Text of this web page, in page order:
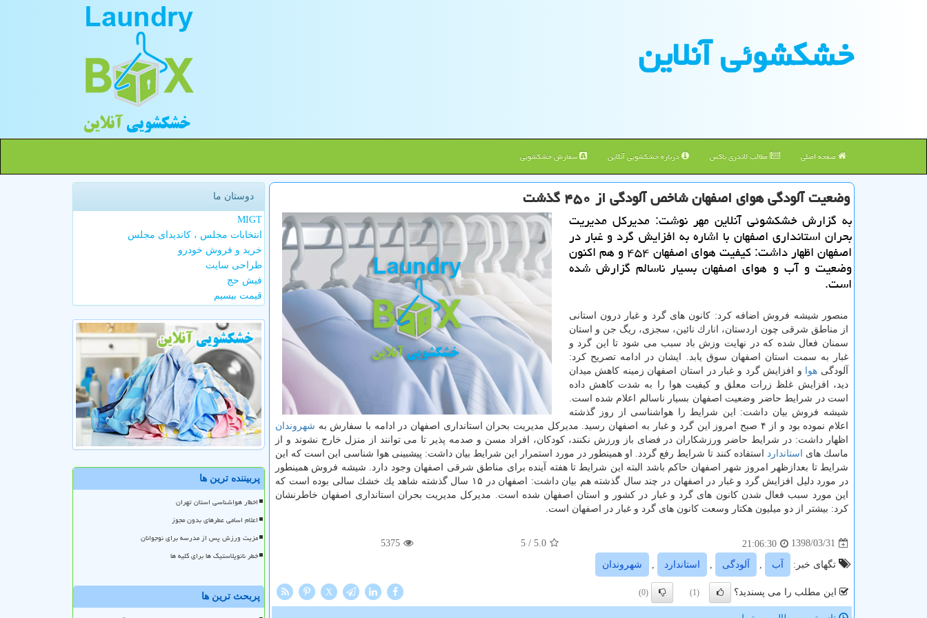
خشكشوئی آنلاین
صفحه اصلی مطالب لاندری باکس درباره خشکشویی آنلاین سفارش خشکشویی
وضعیت آلودگی هوای اصفهان شاخص آلودگی از ۴۵۰ گذشت
به گزارش خشكشوئی آنلاین مهر نوشت: مدیركل مدیریت
بحران استانداری اصفهان با اشاره به افزایش گرد و غبار در
اصفهان اظهار داشت: كیفیت هوای اصفهان ۴۵۴ و هم اكنون
وضعیت و آب و هوای اصفهان بسیار ناسالم گزارش شده
است.
منصور شیشه فروش اضافه كرد: كانون های گرد و غبار درون استانی
از مناطق شرقی چون اردستان، انارك نائین، سجزی، ریگ جن و استان
سمنان فعال شده كه در نهایت وزش باد سبب می شود تا این گرد و
غبار به سمت استان اصفهان سوق یابد. ایشان در ادامه تصریح كرد:
آلودگی هوا
و افزایش گرد و غبار در استان اصفهان زمینه كاهش میدان
دید، افزایش غلظ زرات معلق و كیفیت هوا را به شدت كاهش داده
است در شرایط حاضر وضعیت اصفهان بسیار ناسالم اعلام شده است.
شیشه فروش بیان داشت: این شرایط را هواشناسی از روز گذشته
اعلام نموده بود و از ۴ صبح امروز این گرد و غبار به اصفهان رسید. مدیركل مدیریت بحران استانداری اصفهان در ادامه با سفارش به
شهروندان
اظهار داشت: در شرایط حاضر ورزشكاران در فضای باز ورزش نكنند، كودكان، افراد مسن و صدمه پذیر تا می توانند از منزل خارج نشوند و از
ماسك های
استاندارد استفاده كنند تا شرایط رفع گردد. او همینطور در مورد استمرار این شرایط بیان داشت: پیشبینی هوا شناسی این است كه این
شرایط تا بعدازظهر امروز شهر اصفهان حاكم باشد البته این شرایط تا هفته آینده برای مناطق شرقی اصفهان وجود دارد. شیشه فروش همینطور
در مورد دلیل افزایش گرد و غبار در اصفهان در چند سال گذشته هم بیان داشت: اصفهان در ۱۵ سال گذشته شاهد یك خشك سالی بوده است كه
این مورد سبب فعال شدن كانون های گرد و غبار در كشور و استان اصفهان شده است. مدیركل مدیریت بحران استانداری اصفهان خاطرنشان
كرد: بیشتر از دو میلیون هكتار وسعت كانون های گرد و غبار در اصفهان است.
1398/03/31
21:06:30
5.0
/ 5
5375
تگهای خبر: آب آلودگی استاندارد شهروندان
این مطلب را می پسندید؟ (1)
(0)
X
دوستان ما
MIGT
انتخابات مجلس ، کاندیدای مجلس
خرید و فروش خودرو
طراحی سایت
فیش حج
قیمت بیسیم
پربیننده ترین ها
اخطار هواشناسی استان تهران
اعلام اسامی عطرهای بدون مجوز
مزیت ورزش پس از مدرسه برای نوجوانان
خطر نانوپلاستیک ها برای کلیه ها
پربحث ترین ها